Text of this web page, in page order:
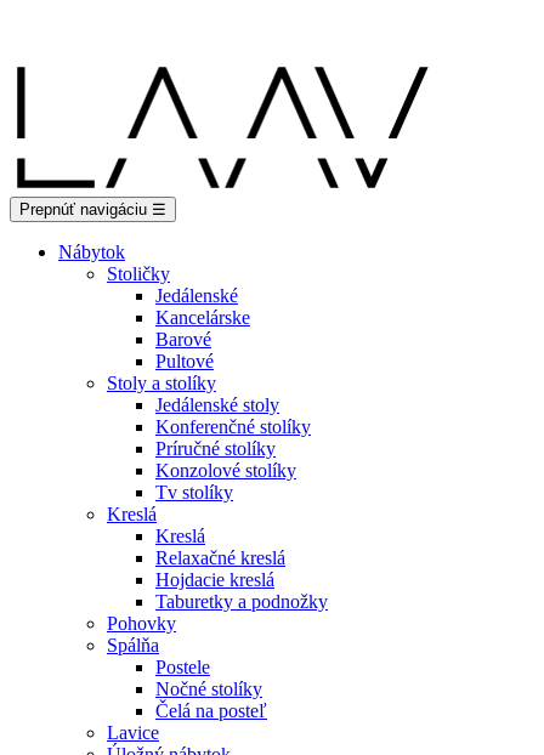
Prepnúť navigáciu ☰
Nábytok
Stoličky
Jedálenské
Kancelárske
Barové
Pultové
Stoly a stolíky
Jedálenské stoly
Konferenčné stolíky
Príručné stolíky
Konzolové stolíky
Tv stolíky
Kreslá
Kreslá
Relaxačné kreslá
Hojdacie kreslá
Taburetky a podnožky
Pohovky
Spálňa
Postele
Nočné stolíky
Čelá na posteľ
Lavice